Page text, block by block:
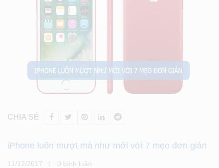
CHIA SẺ
iPhone luôn mượt mà như mới với 7 mẹo đơn giản
11/12/2017 0 bình luân